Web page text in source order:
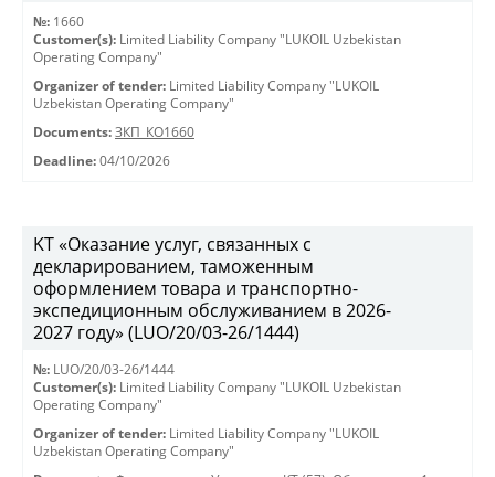
№: 1660
Customer(s): Limited Liability Company "LUKOIL Uzbekistan
Operating Company"
Organizer of tender: Limited Liability Company "LUKOIL
Uzbekistan Operating Company"
Documents: ЗКП_КО1660
Deadline: 04/10/2026
KT «Оказание услуг, связанных с
декларированием, таможенным
оформлением товара и транспортно-
экспедиционным обслуживанием в 2026-
2027 году» (LUO/20/03-26/1444)
№: LUO/20/03-26/1444
Customer(s): Limited Liability Company "LUKOIL Uzbekistan
Operating Company"
Organizer of tender: Limited Liability Company "LUKOIL
Uzbekistan Operating Company"